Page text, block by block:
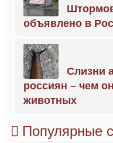
объявлено в
Слизни
россиян – чем
животных
Популярные